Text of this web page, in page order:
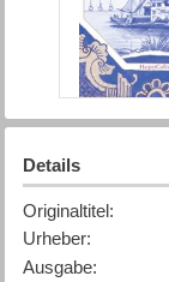
Details
Originaltitel:
Urheber:
Ausgabe: